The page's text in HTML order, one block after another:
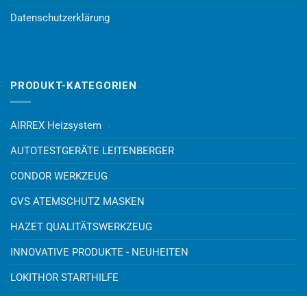
Datenschutzerklärung
PRODUKT-KATEGORIEN
AIRREX Heizsystem
AUTOTESTGERÄTE LEITENBERGER
CONDOR WERKZEUG
GVS ATEMSCHUTZ MASKEN
HAZET QUALITÄTSWERKZEUG
INNOVATIVE PRODUKTE - NEUHEITEN
LOKITHOR STARTHILFE